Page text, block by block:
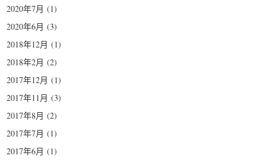
2020年7月 (1)
2020年6月 (3)
2018年12月 (1)
2018年2月 (2)
2017年12月 (1)
2017年11月 (3)
2017年8月 (2)
2017年7月 (1)
2017年6月 (1)